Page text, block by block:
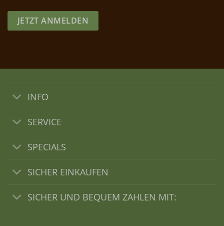
JETZT ANMELDEN
INFO
SERVICE
SPECIALS
SICHER EINKAUFEN
SICHER UND BEQUEM ZAHLEN MIT: